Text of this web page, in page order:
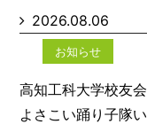
2026.08.06
お知らせ
高知工科大学校友会
よさこい